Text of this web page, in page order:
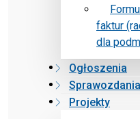
faktur
dla
Ogłoszenia
Sprawozdania
Projekty